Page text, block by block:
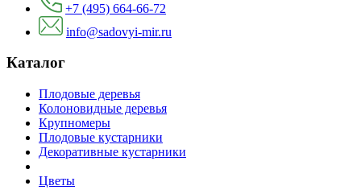
+7 (495) 664-66-72
info@sadovyi-mir.ru
Каталог
Плодовые деревья
Колоновидные деревья
Крупномеры
Плодовые кустарники
Декоративные кустарники
Цветы